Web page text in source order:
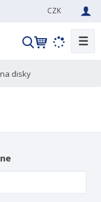
CZK
V
a
☰
disky